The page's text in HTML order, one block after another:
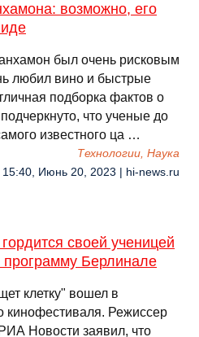
возможно, его
был очень рисковым
любил вино и быстрые
подборка фактов о
что ученые до
известного ца …
Технологии, Наука
15:40, Июнь 20, 2023 | hi-news.ru
своей ученицей
Берлинале
клетку" вошел в
кинофестиваля. Режиссер
Новости заявил, что